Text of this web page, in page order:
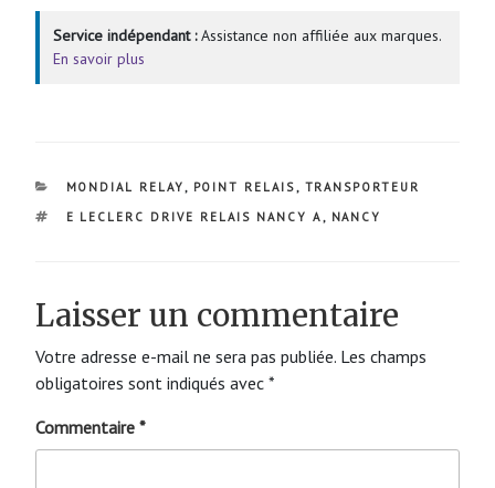
Service indépendant :Assistance non affiliée aux marques.
En savoir plus
CATÉGORIES
MONDIAL RELAY , POINT RELAIS , TRANSPORTEUR
ÉTIQUETTES
E LECLERC DRIVE RELAIS NANCY A , NANCY
Laisser un commentaire
Votre adresse e-mail ne sera pas publiée. Les champs
obligatoires sont indiqués avec *
Commentaire *